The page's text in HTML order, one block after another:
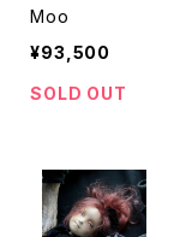
Moo
¥93,500
SOLD OUT